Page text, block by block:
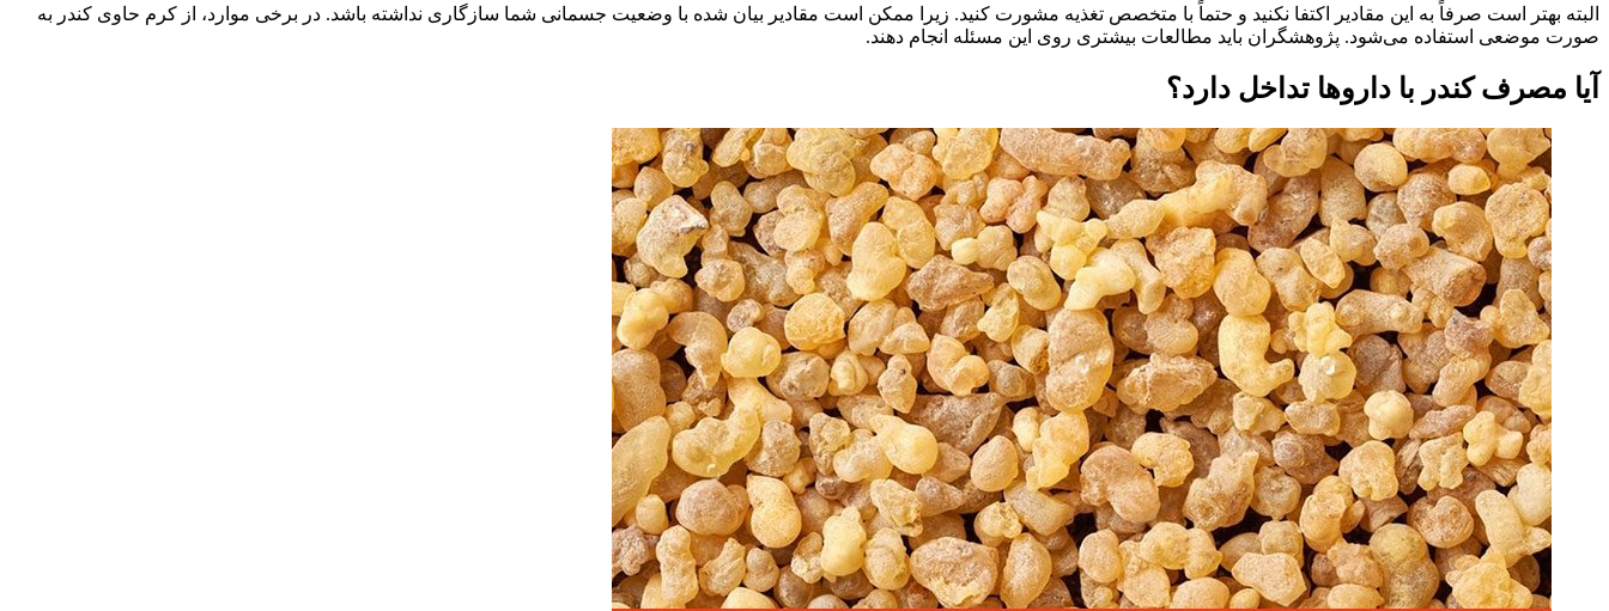
البته بهتر است صرفاً به این مقادیر اکتفا نکنید و حتماً با متخصص تغذیه مشورت کنید. زیرا ممکن است مقادیر بیان شده با وضعیت جسمانی شما سازگاری نداشته باشد. در برخی موارد، از کرم حاوی کندر به
صورت موضعی استفاده می‌شود. پژوهشگران باید مطالعات بیشتری روی این مسئله انجام دهند.
آیا مصرف کندر با داروها تداخل دارد؟